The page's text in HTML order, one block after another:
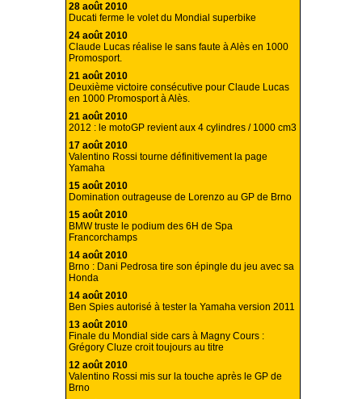
28 août 2010
Ducati ferme le volet du Mondial superbike
24 août 2010
Claude Lucas réalise le sans faute à Alès en 1000
Promosport.
21 août 2010
Deuxième victoire consécutive pour Claude Lucas
en 1000 Promosport à Alès.
21 août 2010
2012 : le motoGP revient aux 4 cylindres / 1000 cm3
17 août 2010
Valentino Rossi tourne définitivement la page
Yamaha
15 août 2010
Domination outrageuse de Lorenzo au GP de Brno
15 août 2010
BMW truste le podium des 6H de Spa
Francorchamps
14 août 2010
Brno : Dani Pedrosa tire son épingle du jeu avec sa
Honda
14 août 2010
Ben Spies autorisé à tester la Yamaha version 2011
13 août 2010
Finale du Mondial side cars à Magny Cours :
Grégory Cluze croit toujours au titre
12 août 2010
Valentino Rossi mis sur la touche après le GP de
Brno